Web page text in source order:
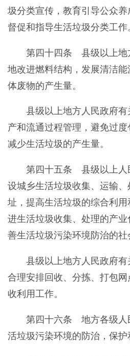
圾分类宣传，教育引导公众养
督促和指导生活垃圾分类工作
第四十四条 县级以上地
地改进燃料结构，发展清洁
体废物的产生量。
县级以上地方人民政府有
产和流通过程管理，避免过度
减少生活垃圾的产生量。
第四十五条 县级以上人
设城乡生活垃圾收集、运输
址，提高生活垃圾的综合利
进生活垃圾收集、处理的产
善生活垃圾污染环境防治的社
县级以上地方人民政府有
合理安排回收、分拣、打包
收利用工作。
第四十六条 地方各级人
活垃圾污染环境的防治，保护